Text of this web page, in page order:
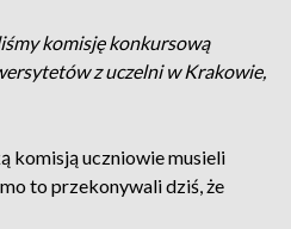
komisję konkursową
z uczelni w Krakowie,
komisją uczniowie musieli
to przekonywali dziś, że